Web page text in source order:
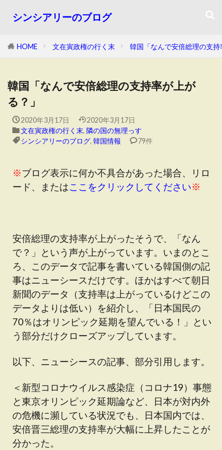
シンシアリーのブログ
HOME 文在寅政権の行く末 韓国「なんで安倍総理の支
韓国「なんで安倍総理の支持率が上が
る？」
2020年3月17日
2020年3月17日
文在寅政権の行く末, 隣の国の無理っす
シンシアリーのブログ, 韓国情報 79件
※ブログ表示に何か不具合があった場合、リロ
ード、またはここをクリックしてください※
安倍総理の支持率が上がったそうで、「なん
で？」という声が上がっています。いまのとこ
ろ、このデータで記事を書いている韓国側の記
事はニューシースだけです。ほかはすべて朝日
新聞のデータ（支持率は上がっているけどこの
データよりは低い）を紹介し、「日本国民の
70％はオリンピック延期を望んでいる！」とい
う部分だけクローズアップしています。
以下、ニューシースの記事、部分引用します。
＜新型コロナウイルス感染症（コロナ19）事態
と東京オリンピック延期論など、日本が対内外
の危機に瀕している状況でも、日本国内では、
安倍晋三総理の支持率が大幅に上昇したことが
分かった。